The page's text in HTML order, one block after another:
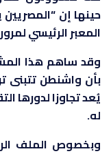
حينها إن
المعبر الرئيسي
وقد ساهم هذا
بأن واشنطن تتبنى
يُعد تجاوزا لدورها
له.
وبخصوص الملف